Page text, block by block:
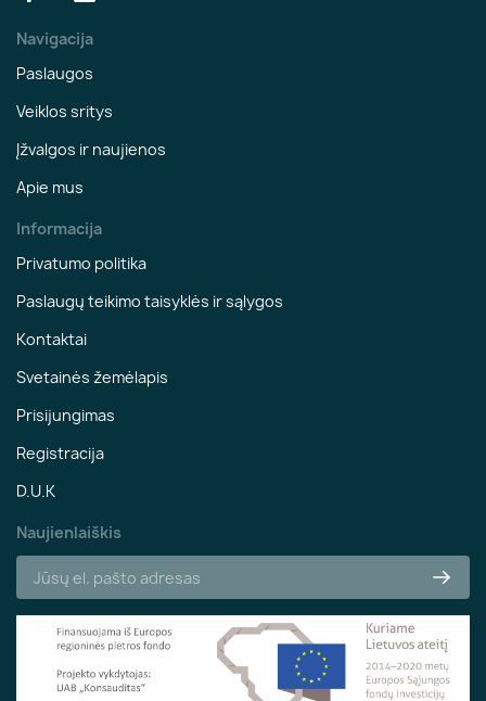
Navigacija
Paslaugos
Veiklos sritys
Įžvalgos ir naujienos
Apie mus
Informacija
Privatumo politika
Paslaugų teikimo taisyklės ir sąlygos
Kontaktai
Svetainės žemėlapis
Prisijungimas
Registracija
D.U.K
Naujienlaiškis